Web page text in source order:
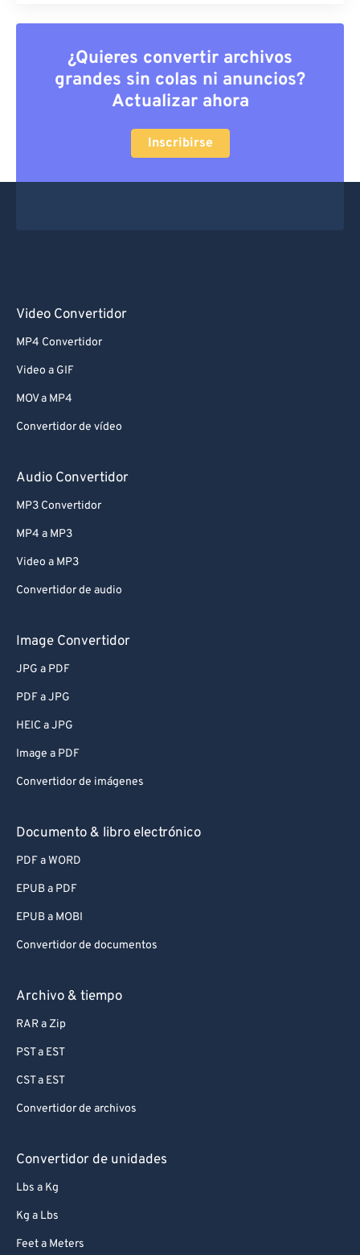
¿Quieres convertir archivos
grandes sin colas ni anuncios?
Actualizar ahora
Inscribirse
Video Convertidor
MP4 Convertidor
Video a GIF
MOV a MP4
Convertidor de vídeo
Audio Convertidor
MP3 Convertidor
MP4 a MP3
Video a MP3
Convertidor de audio
Image Convertidor
JPG a PDF
PDF a JPG
HEIC a JPG
Image a PDF
Convertidor de imágenes
Documento & libro electrónico
PDF a WORD
EPUB a PDF
EPUB a MOBI
Convertidor de documentos
Archivo & tiempo
RAR a Zip
PST a EST
CST a EST
Convertidor de archivos
Convertidor de unidades
Lbs a Kg
Kg a Lbs
Feet a Meters